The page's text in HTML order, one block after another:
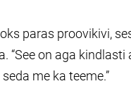
paras proovikivi,
“See on aga
me ka teeme.”